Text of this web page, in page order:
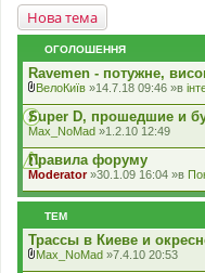
Нова тема
ОГОЛОШЕННЯ
Ravemen - потужне,
к
л
а
д
е
н
н
я
ВелоКиїв »14.7.18 09:46 »в
Super D, прошедшие и
Max_NoMad »1.2.10 12:49
Правила форуму
Moderator»30.1.09 16:04 »в
ТЕМ
Трассы в Киеве и
Max_NoMad »7.4.10 20:53